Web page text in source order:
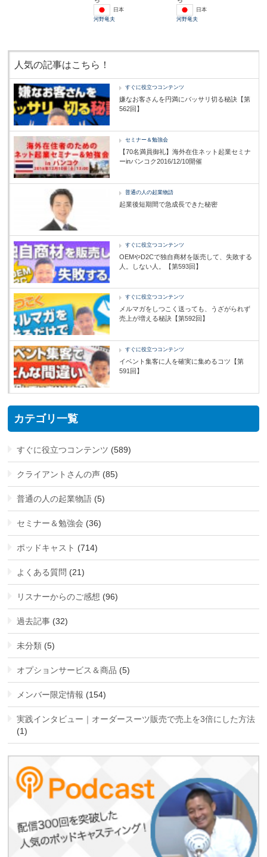
日本
河野竜夫
日本
河野竜夫
人気の記事はこちら！
すぐに役立つコンテンツ
嫌なお客さんを円満にバッサリ切る秘訣【第
562回】
セミナー＆勉強会
【70名満員御礼】海外在住ネット起業セミナ
ーinバンコク2016/12/10開催
普通の人の起業物語
起業後短期間で急成長できた秘密
すぐに役立つコンテンツ
OEMやD2Cで独自商材を販売して、失敗する
人。しない人。【第593回】
すぐに役立つコンテンツ
メルマガをしつこく送っても、うざがられず
売上が増える秘訣【第592回】
すぐに役立つコンテンツ
イベント集客に人を確実に集めるコツ【第
591回】
カテゴリ一覧
すぐに役立つコンテンツ (589)
クライアントさんの声 (85)
普通の人の起業物語 (5)
セミナー＆勉強会 (36)
ポッドキャスト (714)
よくある質問 (21)
リスナーからのご感想 (96)
過去記事 (32)
未分類 (5)
オプションサービス＆商品 (5)
メンバー限定情報 (154)
実践インタビュー｜オーダースーツ販売で売上を3倍にした方法
(1)